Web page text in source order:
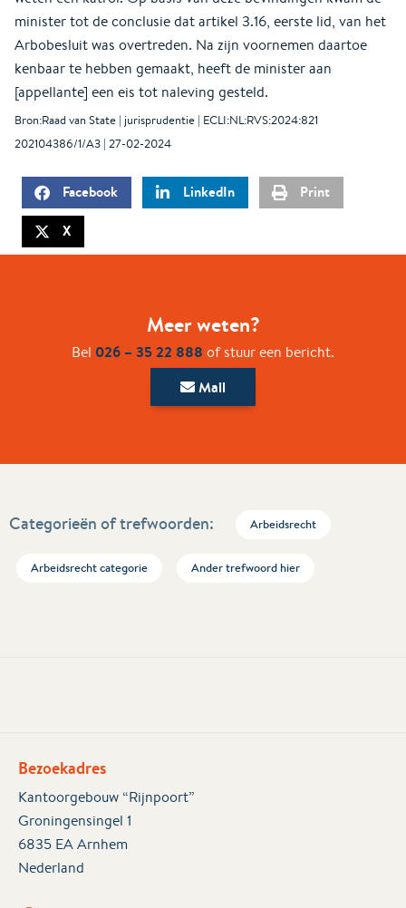
minister tot de conclusie dat artikel 3.16, eerste lid, van het
Arbobesluit was overtreden. Na zijn voornemen daartoe
kenbaar te hebben gemaakt, heeft de minister aan
[appellante] een eis tot naleving gesteld.
Bron:Raad van State | jurisprudentie | ECLI:NL:RVS:2024:821
202104386/1/A3 | 27-02-2024
Facebook LinkedIn Print
X
Meer weten?
Bel 026 – 35 22 888 of stuur een bericht.
Mail
Categorieën of trefwoorden: Arbeidsrecht
Arbeidsrecht categorie Ander trefwoord hier
Bezoekadres
Kantoorgebouw “Rijnpoort”
Groningensingel 1
6835 EA Arnhem
Nederland